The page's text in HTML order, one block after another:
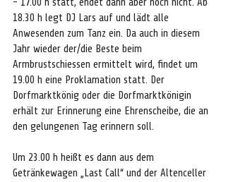
- 17.00 h statt, endet dann aber noch nicht. Ab
18.30 h legt DJ Lars auf und lädt alle
Anwesenden zum Tanz ein. Da auch in diesem
Jahr wieder der/die Beste beim
Armbrustschiessen ermittelt wird, findet um
19.00 h eine Proklamation statt. Der
Dorfmarktkönig oder die Dorfmarktkönigin
erhält zur Erinnerung eine Ehrenscheibe, die an
den gelungenen Tag erinnern soll.
Um 23.00 h heißt es dann aus dem
Getränkewagen „Last Call“ und der Altenceller